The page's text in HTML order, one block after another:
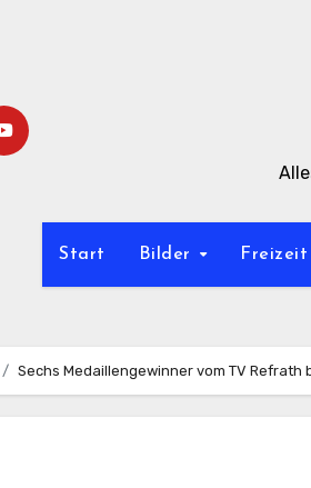
Start Bilder Freizeit
Sechs Medaillengewinner vom TV